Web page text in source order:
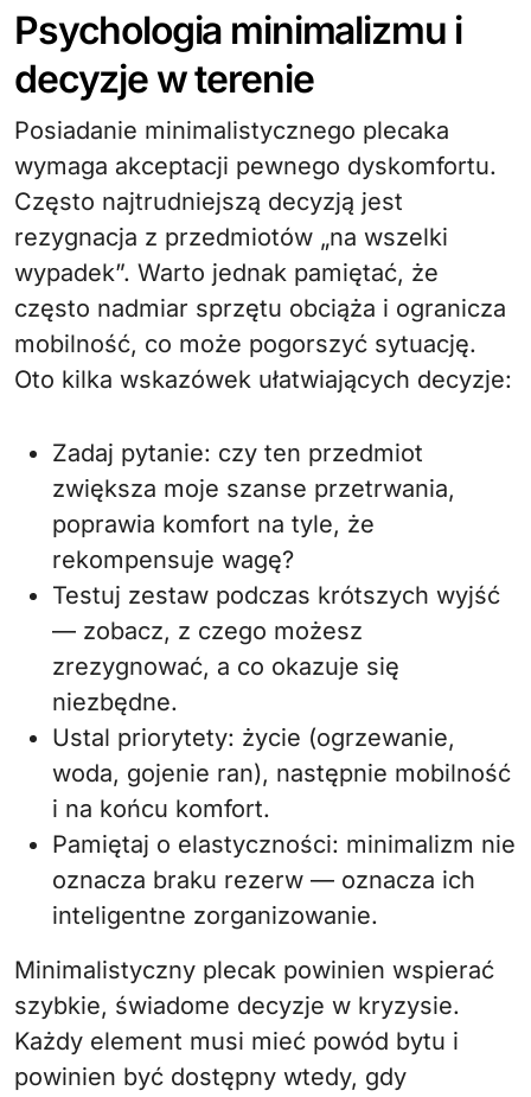
Psychologia minimalizmu i
decyzje w terenie
Posiadanie minimalistycznego plecaka
wymaga akceptacji pewnego dyskomfortu.
Często najtrudniejszą decyzją jest
rezygnacja z przedmiotów „na wszelki
wypadek”. Warto jednak pamiętać, że
często nadmiar sprzętu obciąża i ogranicza
mobilność, co może pogorszyć sytuację.
Oto kilka wskazówek ułatwiających decyzje:
Zadaj pytanie: czy ten przedmiot
zwiększa moje szanse przetrwania,
poprawia komfort na tyle, że
rekompensuje wagę?
Testuj zestaw podczas krótszych wyjść
— zobacz, z czego możesz
zrezygnować, a co okazuje się
niezbędne.
Ustal priorytety: życie (ogrzewanie,
woda, gojenie ran), następnie mobilność
i na końcu komfort.
Pamiętaj o elastyczności: minimalizm nie
oznacza braku rezerw — oznacza ich
inteligentne zorganizowanie.
Minimalistyczny plecak powinien wspierać
szybkie, świadome decyzje w kryzysie.
Każdy element musi mieć powód bytu i
powinien być dostępny wtedy, gdy